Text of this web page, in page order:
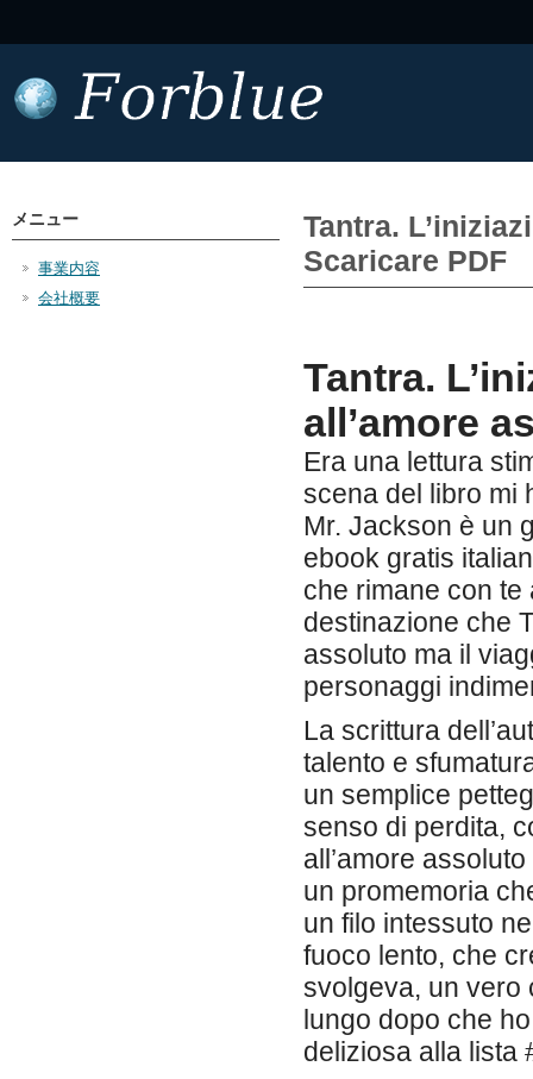
Tantra.
Scaricare PDF
Tantra.
all’amore
Era una lettura
scena del libro mi
Mr. Jackson è un
ebook gratis
che rimane con te
destinazione che
assoluto ma il
personaggi
La scrittura
talento e
un semplice
senso di perdita,
all’amore
un promemoria
un filo intessuto
fuoco lento, che
svolgeva, un vero
lungo dopo che
deliziosa alla lista
メニュー
事業内容
会社概要